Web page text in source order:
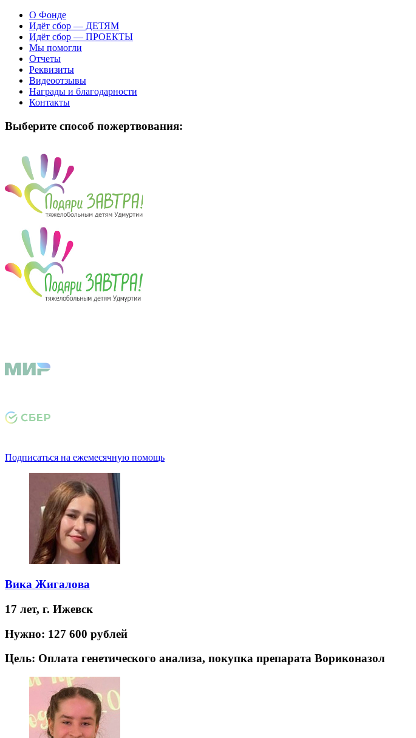
О Фонде
Идёт сбор — ДЕТЯМ
Идёт сбор — ПРОЕКТЫ
Мы помогли
Отчеты
Реквизиты
Видеоотзывы
Награды и благодарности
Контакты
Выберите способ пожертвования:
Подписаться на ежемесячную помощь
Вика Жигалова
17 лет, г. Ижевск
Нужно: 127 600 рублей
Цель: Оплата генетического анализа, покупка препарата Вориконазол